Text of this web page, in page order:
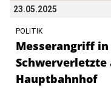
23.05.2025
POLITIK
Messerangriff
Schwerverletzte
Hauptbahnhof